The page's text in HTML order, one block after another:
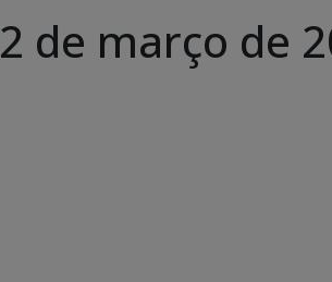
de março de